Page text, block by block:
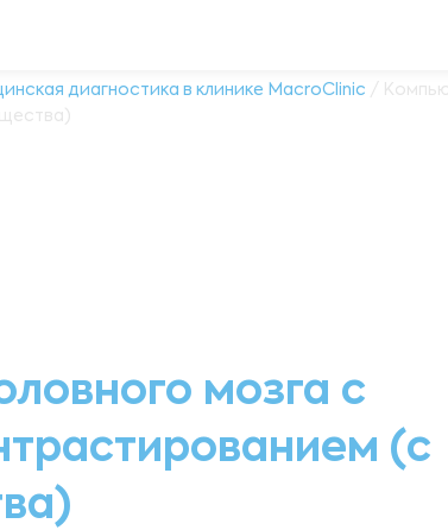
диагностика в клинике MacroClinic /
мозга с
(с